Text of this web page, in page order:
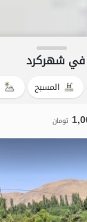
في شهرکرد
المسبح
تومان